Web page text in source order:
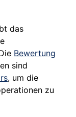
das
Bewertung
sind
, um die
zu